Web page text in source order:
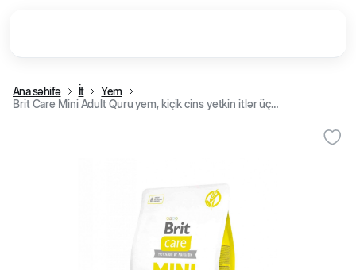
Ana səhifə İt
Yem
Brit Care Mini Adult Quru yem, kiçik cins yetkin itlər üçün, dənsiz, quzu əti ilə (kq)